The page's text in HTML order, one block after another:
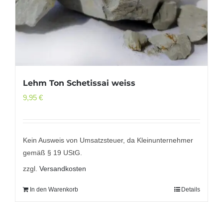
Lehm Ton Schetissai weiss
9,95 €
Kein Ausweis von Umsatzsteuer, da Kleinunternehmer
gemäß § 19 UStG.
zzgl. Versandkosten
In den Warenkorb Details